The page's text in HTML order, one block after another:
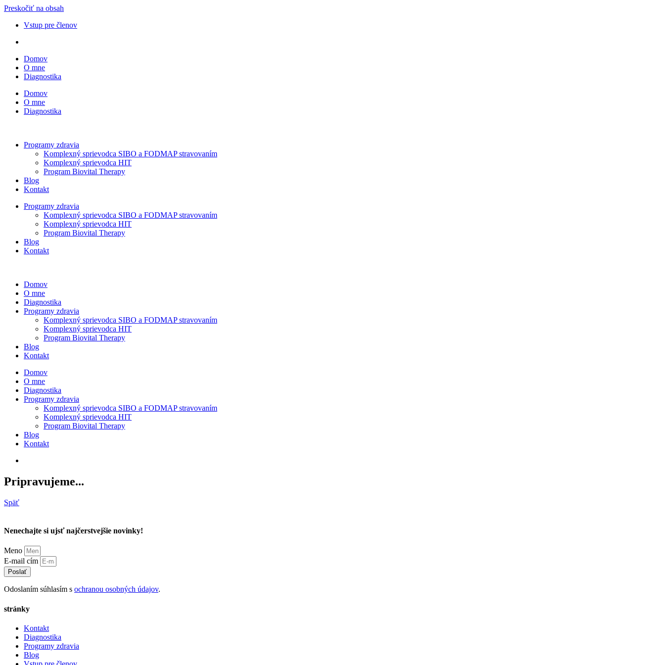
Preskočiť na obsah
Vstup pre členov
Domov
O mne
Diagnostika
Domov
O mne
Diagnostika
Programy zdravia
Komplexný sprievodca SIBO a FODMAP stravovaním
Komplexný sprievodca HIT
Program Biovital Therapy
Blog
Kontakt
Programy zdravia
Komplexný sprievodca SIBO a FODMAP stravovaním
Komplexný sprievodca HIT
Program Biovital Therapy
Blog
Kontakt
Domov
O mne
Diagnostika
Programy zdravia
Komplexný sprievodca SIBO a FODMAP stravovaním
Komplexný sprievodca HIT
Program Biovital Therapy
Blog
Kontakt
Domov
O mne
Diagnostika
Programy zdravia
Komplexný sprievodca SIBO a FODMAP stravovaním
Komplexný sprievodca HIT
Program Biovital Therapy
Blog
Kontakt
Pripravujeme...
Späť
Nenechajte si ujsť najčerstvejšie novinky!
Meno
E-mail cím
Poslať
Odoslaním súhlasím s ochranou osobných údajov.
stránky
Kontakt
Diagnostika
Programy zdravia
Blog